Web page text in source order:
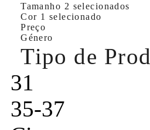
Tamanho 2 selecionados
Cor 1 selecionado
Preço
Género
Tipo de
31
35-37